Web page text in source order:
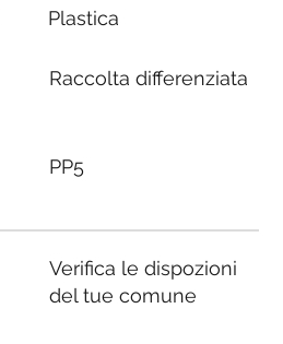
Plastica
Raccolta differenziata
PP5
Verifica le dispozioni
del tue comune